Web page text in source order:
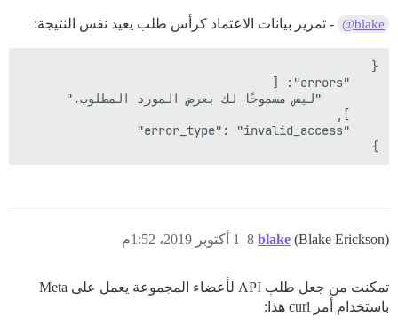
@blake - تمرير بيانات الاعتماد كرأس طلب يعيد نفس النتيجة:
}
blake (Blake Erickson) 1 أكتوبر 2019، 1:52م 8
تمكنت من جعل طلب API لأعضاء المجموعة يعمل على Meta
باستخدام أمر curl هذا: